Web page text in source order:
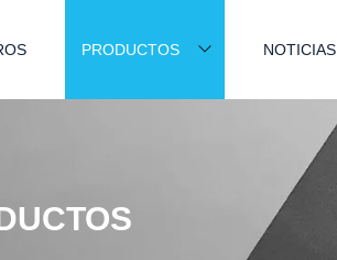
PRODUCTOS NOTICIAS